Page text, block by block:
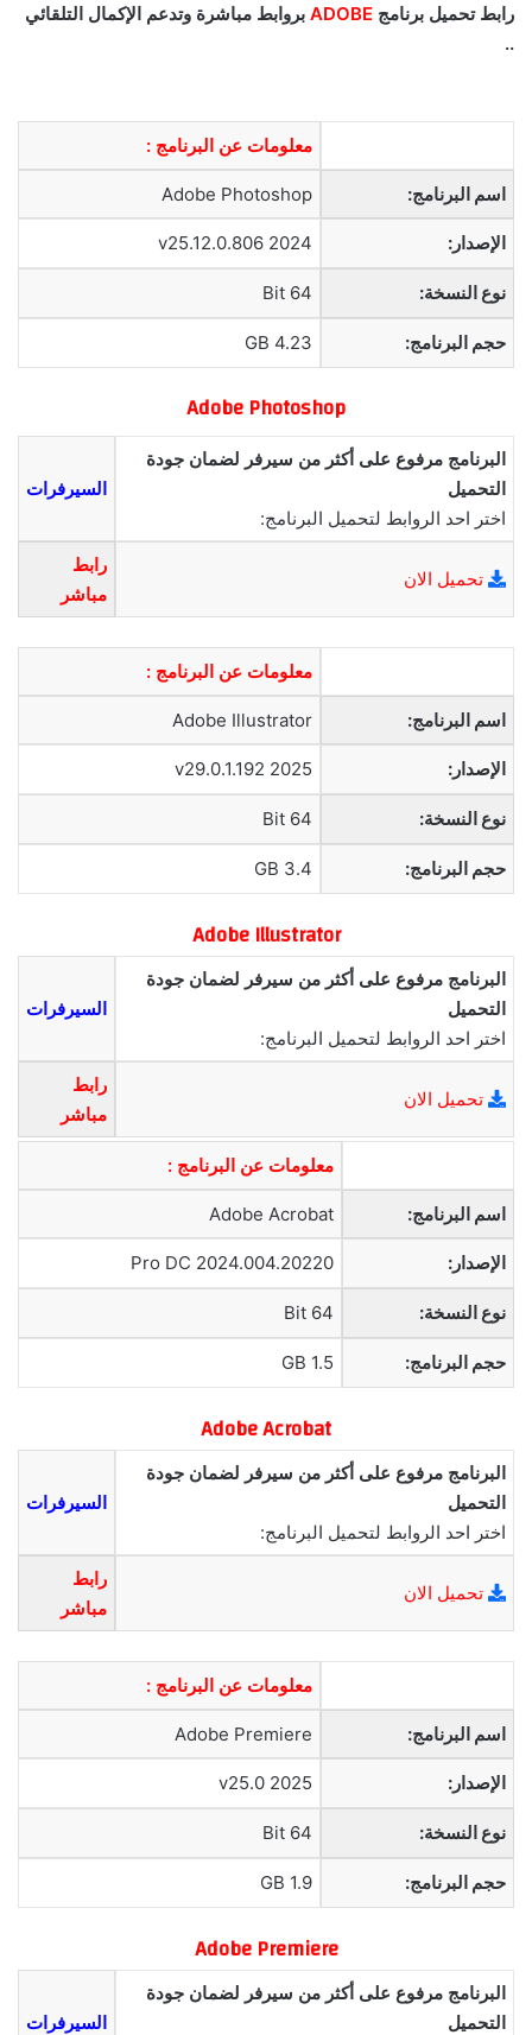
رابط تحميل برنامج ADOBE بروابط مباشرة وتدعم الإكمال التلقائي
..
معلومات عن البرنامج :
اسم البرنامج: Adobe Photoshop
الإصدار: 2024 v25.12.0.806
نوع النسخة: 64 Bit
حجم البرنامج: 4.23 GB
Adobe Photoshop
البرنامج مرفوع على أكثر من سيرفر لضمان جودة
التحميل
اختر احد الروابط لتحميل البرنامج:
السيرفرات
تحميل الان
رابط
مباشر
معلومات عن البرنامج :
اسم البرنامج: Adobe Illustrator
الإصدار: 2025 v29.0.1.192
نوع النسخة: 64 Bit
حجم البرنامج: 3.4 GB
AdobeIllustrator
البرنامج مرفوع على أكثر من سيرفر لضمان جودة
التحميل
اختر احد الروابط لتحميل البرنامج:
السيرفرات
تحميل الان
رابط
مباشر
معلومات عن البرنامج :
اسم البرنامج: Adobe Acrobat
الإصدار: Pro DC 2024.004.20220
نوع النسخة: 64 Bit
حجم البرنامج: 1.5 GB
Adobe Acrobat
البرنامج مرفوع على أكثر من سيرفر لضمان جودة
التحميل
اختر احد الروابط لتحميل البرنامج:
السيرفرات
تحميل الان
رابط
مباشر
معلومات عن البرنامج :
اسم البرنامج: Adobe Premiere
الإصدار: 2025 v25.0
نوع النسخة: 64 Bit
حجم البرنامج: 1.9 GB
AdobePremiere
البرنامج مرفوع على أكثر من سيرفر لضمان جودة
التحميل
السيرفرات